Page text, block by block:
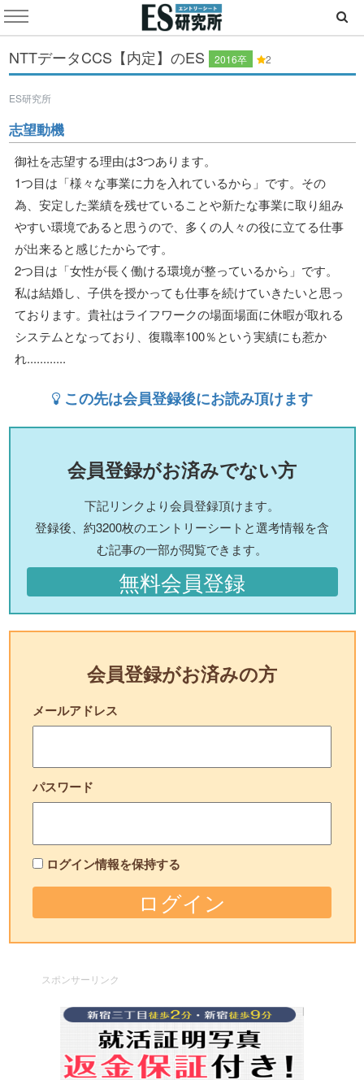
NTTデータCCS【内定】のES 2016卒 2
ES研究所
志望動機
御社を志望する理由は3つあります。
1つ目は「様々な事業に力を入れているから」です。その
為、安定した業績を残せていることや新たな事業に取り組み
やすい環境であると思うので、多くの人々の役に立てる仕事
が出来ると感じたからです。
2つ目は「女性が長く働ける環境が整っているから」です。
私は結婚し、子供を授かっても仕事を続けていきたいと思っ
ております。貴社はライフワークの場面場面に休暇が取れる
システムとなっており、復職率100％という実績にも惹か
れ............
この先は会員登録後にお読み頂けます
会員登録がお済みでない方
下記リンクより会員登録頂けます。
登録後、約3200枚のエントリーシートと選考情報を含
む記事の一部が閲覧できます。
無料会員登録
会員登録がお済みの方
メールアドレス
パスワード
ログイン情報を保持する
スポンサーリンク